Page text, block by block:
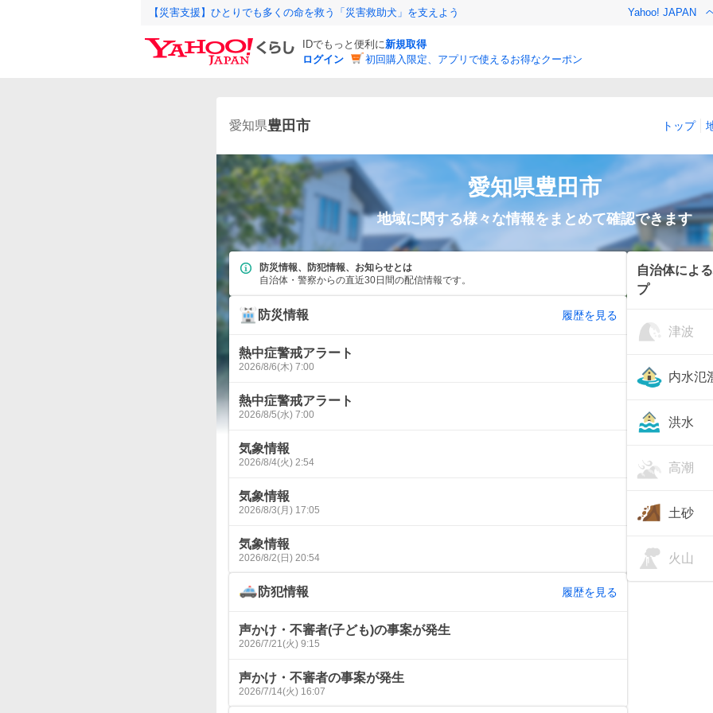
【災害支援】ひとりでも多くの命を救う「災害救助犬」を支えよう Yahoo! JAPAN
IDでもっと便利に新規取得
ログイン
初回購入限定、アプリで使えるお得なクーポン
愛知県豊田市 トップ
愛知県豊田市
地域に関する様々な情報をまとめて確認できます
防災情報、防犯情報、お知らせとは
自治体・警察からの直近30日間の配信情報です。
防災情報 履歴を見る
熱中症警戒アラート
2026/8/6(木) 7:00
熱中症警戒アラート
2026/8/5(水) 7:00
気象情報
2026/8/4(火) 2:54
気象情報
2026/8/3(月) 17:05
気象情報
2026/8/2(日) 20:54
防犯情報 履歴を見る
声かけ・不審者(子ども)の事案が発生
2026/7/21(火) 9:15
声かけ・不審者の事案が発生
2026/7/14(火) 16:07
自治体によ
プ
津波
内水氾
洪水
高潮
土砂
火山